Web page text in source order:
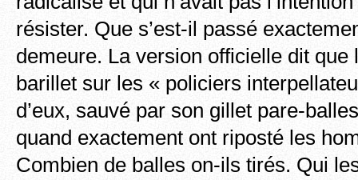
résister. Que s’est-il passé
demeure. La version officielle dit que
barillet sur les « policiers
d’eux, sauvé par son gillet pare-
quand exactement ont riposté les
Combien de balles on-ils tirés. Qui